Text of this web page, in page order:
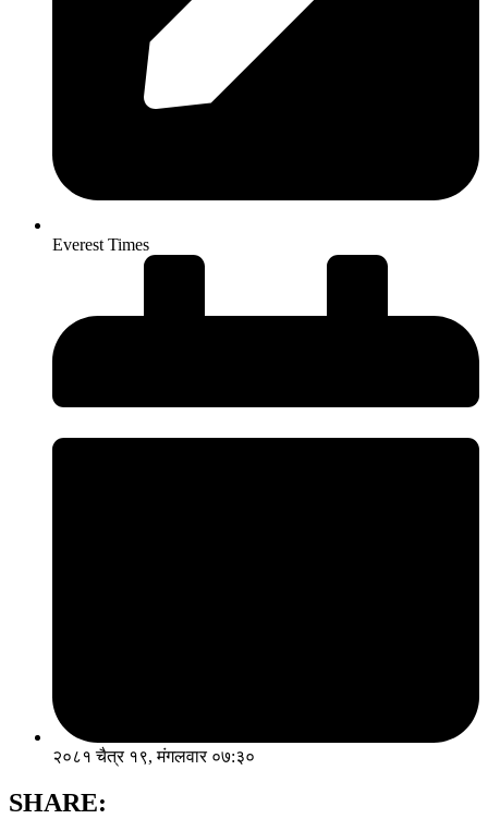
Everest Times
२०८१ चैत्र १९, मंगलवार ०७:३०
SHARE: